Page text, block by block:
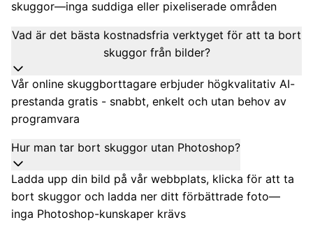
skuggor—inga suddiga eller pixeliserade områden
Vad är det bästa kostnadsfria verktyget för att ta bort
skuggor från bilder?
Vår online skuggborttagare erbjuder högkvalitativ AI-
prestanda gratis - snabbt, enkelt och utan behov av
programvara
Hur man tar bort skuggor utan Photoshop?
Ladda upp din bild på vår webbplats, klicka för att ta
bort skuggor och ladda ner ditt förbättrade foto—
inga Photoshop-kunskaper krävs